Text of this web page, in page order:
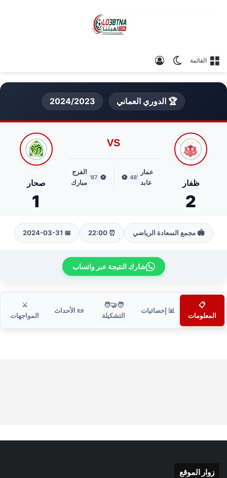
القائمة الوضع المظلم
🏆 الدوري العماني 2024/2023
ظفار
2
VS
عمار
عابد
'48
⚽
⚽
87'
الفرج
مبارك
صحار
1
🏟️ مجمع السعادة الرياضي ⏰ 22:00
📅 2024-03-31
شارك النتيجة عبر واتساب
📋
المعلومات
📊 إحصائيات
🧑‍🤝‍🧑
التشكيلة
📜 الأحداث
⚔️
المواجهات
زوار الموقع